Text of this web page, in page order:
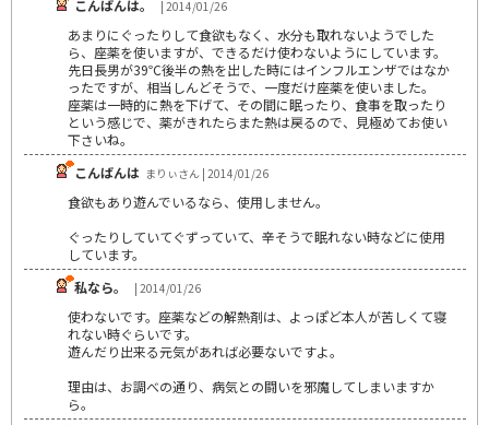
こんばんは。
| 2014/01/26
あまりにぐったりして食欲もなく、水分も取れないようでした
ら、座薬を使いますが、できるだけ使わないようにしています。
先日長男が39℃後半の熱を出した時にはインフルエンザではなか
ったですが、相当しんどそうで、一度だけ座薬を使いました。
座薬は一時的に熱を下げて、その間に眠ったり、食事を取ったり
という感じで、薬がきれたらまた熱は戻るので、見極めてお使い
下さいね。
こんばんは まりぃさん | 2014/01/26
食欲もあり遊んでいるなら、使用しません。
ぐったりしていてぐずっていて、辛そうで眠れない時などに使用
しています。
私なら。
| 2014/01/26
使わないです。座薬などの解熱剤は、よっぽど本人が苦しくて寝
れない時ぐらいです。
遊んだり出来る元気があれば必要ないですよ。
理由は、お調べの通り、病気との闘いを邪魔してしまいますか
ら。